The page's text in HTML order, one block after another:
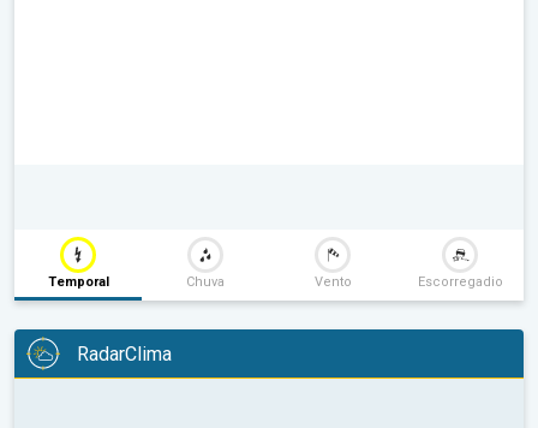
Temporal Chuva Vento Escorregadio
RadarClima